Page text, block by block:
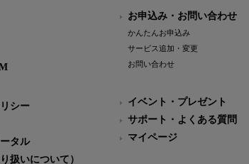
シー
タル
扱いについて）
お申込み・お問い合わせ
かんたんお申込み
サービス追加・変更
お問い合わせ
イベント・プレゼント
サポート・よくある質問
マイページ